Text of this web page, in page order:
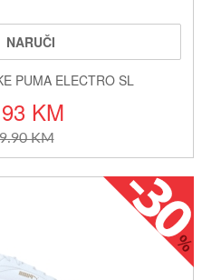
NARUČI
PUMA ELECTRO SL
KM
KM